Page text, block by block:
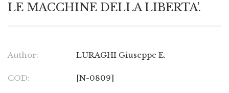
LE MACCHINE DELLA LIBERTA’.
Author: LURAGHI Giuseppe E.
COD: [N-0809]